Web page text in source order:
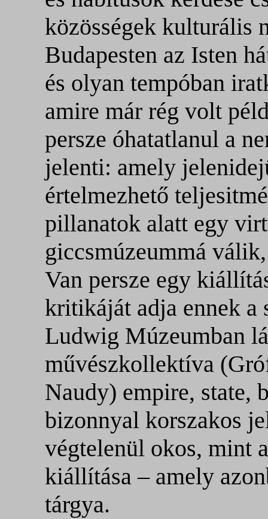
közösségek kulturális
Budapesten az Isten
és olyan tempóban
amire már rég volt
persze óhatatlanul a
jelenti: amely
értelmezhető
pillanatok alatt egy
giccsmúzeummá
Van persze egy
kritikáját adja ennek a
Ludwig Múzeumban
művészkollektíva
Naudy) empire, state,
bizonnyal korszakos
végtelenül okos, mint
kiállítása – amely
tárgya.